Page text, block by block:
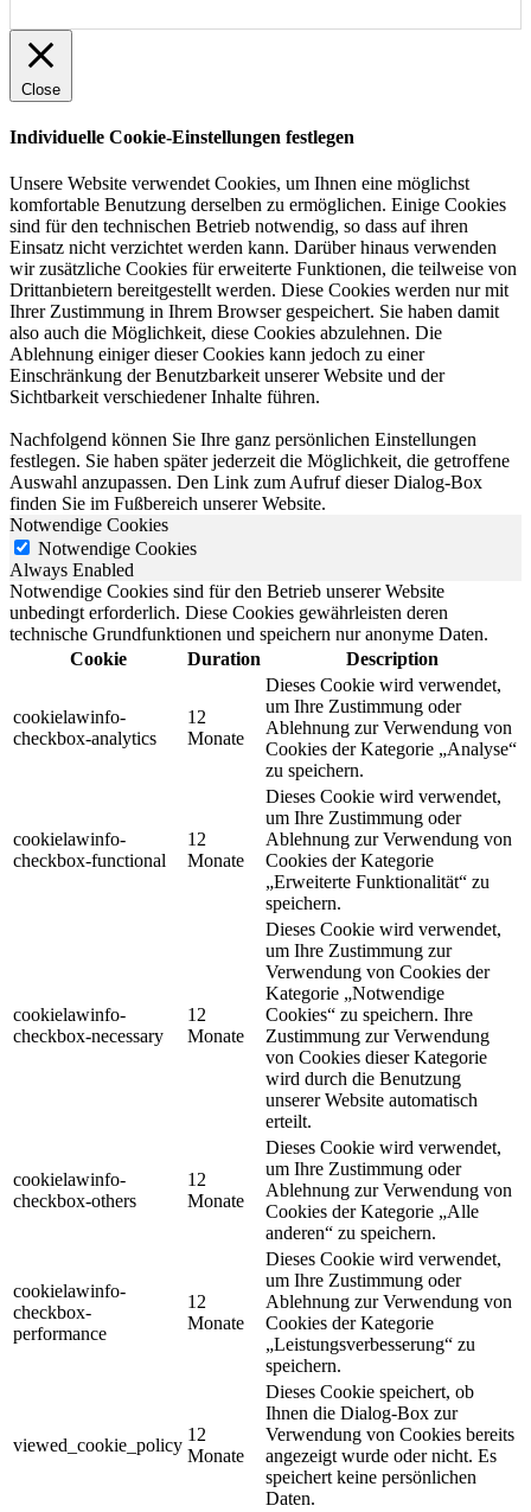
Close
Individuelle Cookie-Einstellungen festlegen
Unsere Website verwendet Cookies, um Ihnen eine möglichst
komfortable Benutzung derselben zu ermöglichen. Einige Cookies
sind für den technischen Betrieb notwendig, so dass auf ihren
Einsatz nicht verzichtet werden kann. Darüber hinaus verwenden
wir zusätzliche Cookies für erweiterte Funktionen, die teilweise von
Drittanbietern bereitgestellt werden. Diese Cookies werden nur mit
Ihrer Zustimmung in Ihrem Browser gespeichert. Sie haben damit
also auch die Möglichkeit, diese Cookies abzulehnen. Die
Ablehnung einiger dieser Cookies kann jedoch zu einer
Einschränkung der Benutzbarkeit unserer Website und der
Sichtbarkeit verschiedener Inhalte führen.
Nachfolgend können Sie Ihre ganz persönlichen Einstellungen
festlegen. Sie haben später jederzeit die Möglichkeit, die getroffene
Auswahl anzupassen. Den Link zum Aufruf dieser Dialog-Box
finden Sie im Fußbereich unserer Website.
Notwendige Cookies
Notwendige Cookies
Always Enabled
Notwendige Cookies sind für den Betrieb unserer Website
unbedingt erforderlich. Diese Cookies gewährleisten deren
technische Grundfunktionen und speichern nur anonyme Daten.
Cookie
Duration Description
cookielawinfo-
checkbox-analytics
12
Monate
Dieses Cookie wird verwendet,
um Ihre Zustimmung oder
Ablehnung zur Verwendung von
Cookies der Kategorie „Analyse“
zu speichern.
cookielawinfo-
checkbox-functional
12
Monate
Dieses Cookie wird verwendet,
um Ihre Zustimmung oder
Ablehnung zur Verwendung von
Cookies der Kategorie
„Erweiterte Funktionalität“ zu
speichern.
cookielawinfo-
checkbox-necessary
12
Monate
Dieses Cookie wird verwendet,
um Ihre Zustimmung zur
Verwendung von Cookies der
Kategorie „Notwendige
Cookies“ zu speichern. Ihre
Zustimmung zur Verwendung
von Cookies dieser Kategorie
wird durch die Benutzung
unserer Website automatisch
erteilt.
cookielawinfo-
checkbox-others
12
Monate
Dieses Cookie wird verwendet,
um Ihre Zustimmung oder
Ablehnung zur Verwendung von
Cookies der Kategorie „Alle
anderen“ zu speichern.
cookielawinfo-
checkbox-
performance
12
Monate
Dieses Cookie wird verwendet,
um Ihre Zustimmung oder
Ablehnung zur Verwendung von
Cookies der Kategorie
„Leistungsverbesserung“ zu
speichern.
viewed_cookie_policy
12
Monate
Dieses Cookie speichert, ob
Ihnen die Dialog-Box zur
Verwendung von Cookies bereits
angezeigt wurde oder nicht. Es
speichert keine persönlichen
Daten.